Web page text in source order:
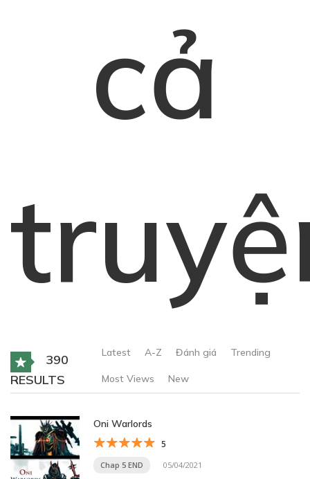
cả
390
RESULTS
Latest A-Z Đánh giá Trending
Most Views New
Oni Warlords
5
Chap 5 END 05/04/2021